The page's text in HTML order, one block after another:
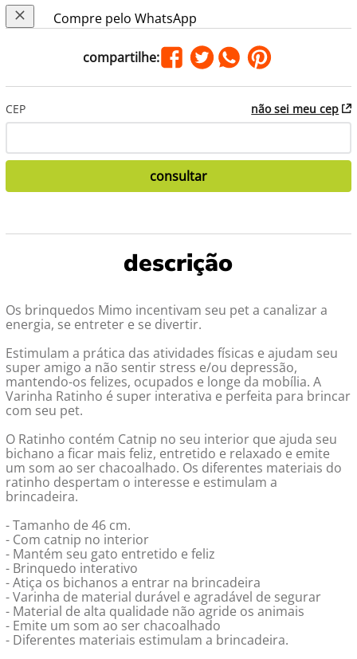
Compre pelo WhatsApp
CEP não sei meu cep
Os brinquedos Mimo incentivam seu pet a canalizar a
energia, se entreter e se divertir.
Estimulam a prática das atividades físicas e ajudam seu
super amigo a não sentir stress e/ou depressão,
mantendo-os felizes, ocupados e longe da mobília. A
Varinha Ratinho é super interativa e perfeita para brincar
com seu pet.
O Ratinho contém Catnip no seu interior que ajuda seu
bichano a ficar mais feliz, entretido e relaxado e emite
um som ao ser chacoalhado. Os diferentes materiais do
ratinho despertam o interesse e estimulam a
brincadeira.
- Tamanho de 46 cm.
- Com catnip no interior
- Mantém seu gato entretido e feliz
- Brinquedo interativo
- Atiça os bichanos a entrar na brincadeira
- Varinha de material durável e agradável de segurar
- Material de alta qualidade não agride os animais
- Emite um som ao ser chacoalhado
- Diferentes materiais estimulam a brincadeira.